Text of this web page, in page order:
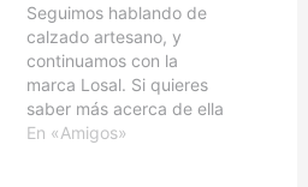
Seguimos hablando de
calzado artesano, y
continuamos con la
marca Losal. Si quieres
saber más acerca de ella
te recomiendo que leas
En «Amigos»